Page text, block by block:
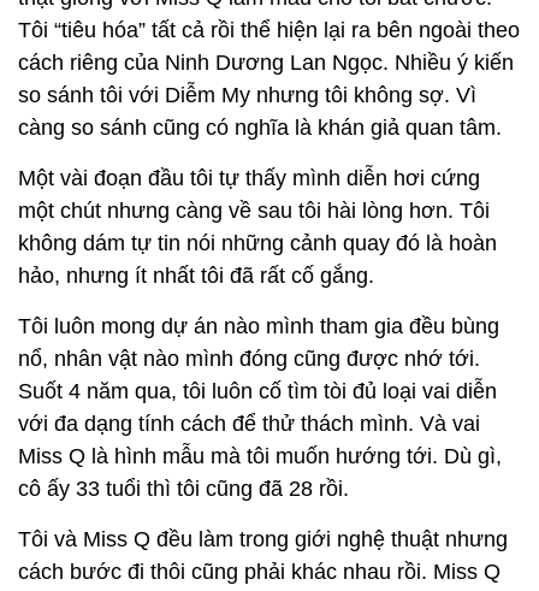
Tôi “tiêu hóa” tất cả rồi thể hiện lại ra bên ngoài theo
cách riêng của Ninh Dương Lan Ngọc. Nhiều ý kiến
so sánh tôi với Diễm My nhưng tôi không sợ. Vì
càng so sánh cũng có nghĩa là khán giả quan tâm.
Một vài đoạn đầu tôi tự thấy mình diễn hơi cứng
một chút nhưng càng về sau tôi hài lòng hơn. Tôi
không dám tự tin nói những cảnh quay đó là hoàn
hảo, nhưng ít nhất tôi đã rất cố gắng.
Tôi luôn mong dự án nào mình tham gia đều bùng
nổ, nhân vật nào mình đóng cũng được nhớ tới.
Suốt 4 năm qua, tôi luôn cố tìm tòi đủ loại vai diễn
với đa dạng tính cách để thử thách mình. Và vai
Miss Q là hình mẫu mà tôi muốn hướng tới. Dù gì,
cô ấy 33 tuổi thì tôi cũng đã 28 rồi.
Tôi và Miss Q đều làm trong giới nghệ thuật nhưng
cách bước đi thôi cũng phải khác nhau rồi. Miss Q